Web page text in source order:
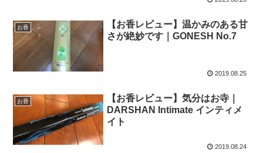
お香
【お香レビュー】温かみのある甘
さが絶妙です｜GONESH No.7
2019.08.25
お香
【お香レビュー】気分はお寺｜
DARSHAN Intimate インティメ
イト
2019.08.24